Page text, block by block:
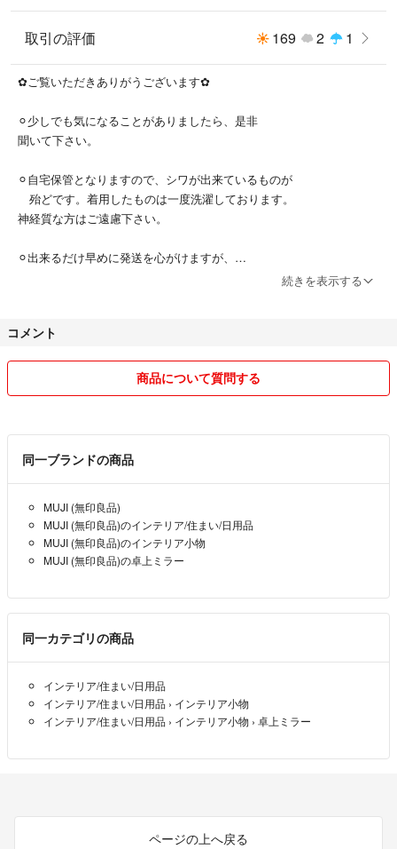
取引の評価 169 2 1
✿ご覧いただきありがうございます✿
⚪︎少しでも気になることがありましたら、是非
聞いて下さい。
⚪︎自宅保管となりますので、シワが出来ているものが
殆どです。着用したものは一度洗濯しております。
神経質な方はご遠慮下さい。
⚪︎出来るだけ早めに発送を心がけますが、
⚪︎コスト削減の為、簡易梱包となります。梱包の
⚪︎配送後の破損や紛失、トラブルについて責任
※申し訳ございませんが、評価が悪い方（内容に
お互いにスムーズで気持ちの良いお取引を
心がけていきたいです。
かけることがあると思いますが、その際はご指
摘の方お願いいたします。
続きを表示する
コメント
商品について質問する
同一ブランドの商品
MUJI (無印良品)
MUJI (無印良品)のインテリア/住まい/日用品
MUJI (無印良品)のインテリア小物
MUJI (無印良品)の卓上ミラー
同一カテゴリの商品
インテリア/住まい/日用品
インテリア/住まい/日用品 › インテリア小物
インテリア/住まい/日用品 › インテリア小物 › 卓上ミラー
ページの上へ戻る